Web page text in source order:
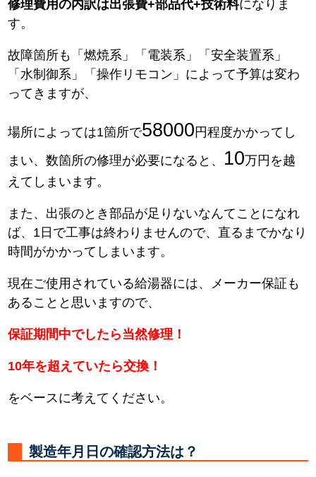
修理費用の内訳は出張費+部品代+技術料になりま
す。
故障箇所も「燃焼系」「電装系」「安全装置系」
「水制御系」「操作リモコン」によって予算は変わ
ってきますが、
場所によっては1箇所で58000 円程度かかってし
まい、数箇所の修理が必要になると、 10万円を越
えてしまいます。
また、出張のとき部品が足りないなんてことになれ
ば、1日で工事は終わりませんので、直るまでかなり
時間がかかってしまいます。
現在ご使用されている給湯器には、メーカー保証も
あることと思いますので、
保証期間中でしたら当然修理！
10年を超えていたら交換！
をベースに考えてください。
製造年月日の確認方法は？